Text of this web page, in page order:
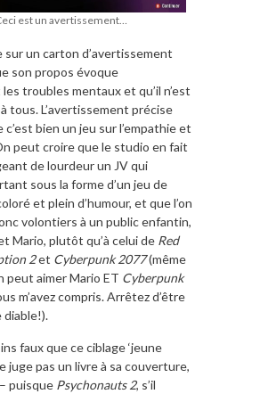
est un avertissement…
sur un carton d’avertissement
son propos évoque
troubles mentaux et qu’il n’est
tous. L’avertissement précise
bien un jeu sur l’empathie et
peut croire que le studio en fait
de lourdeur un JV qui
sous la forme d’un jeu de
et plein d’humour, et que l’on
volontiers à un public enfantin,
Mario, plutôt qu’à celui de Red
2et Cyberpunk 2077(même
peut aimer Mario ET Cyberpunk
m’avez compris. Arrêtez d’être
diable!).
faux que ce ciblage ‘jeune
juge pas un livre à sa couverture,
puisque Psychonauts 2, s’il